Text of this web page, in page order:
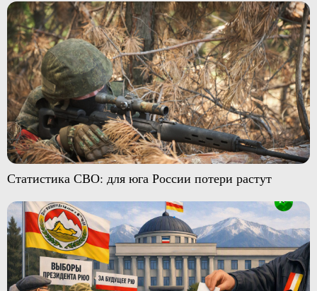
Статистика СВО: для юга России потери растут